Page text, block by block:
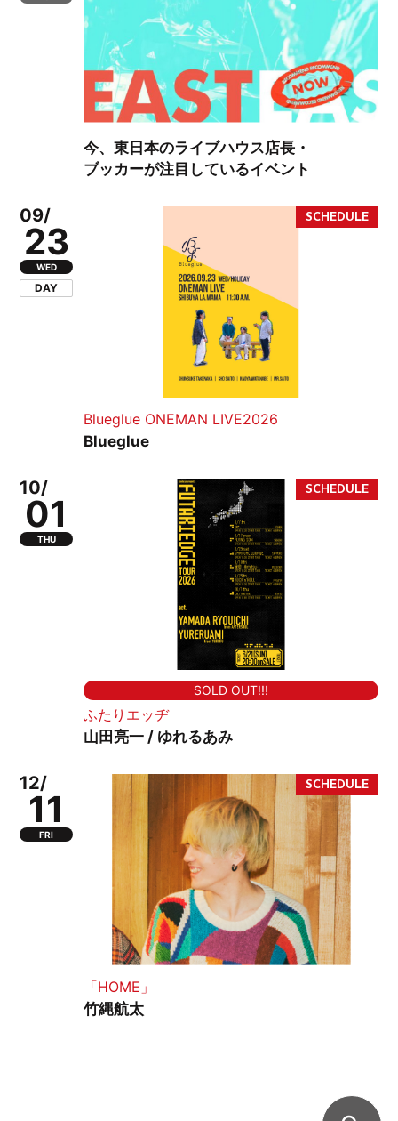
今、東日本のライブハウス店長・
ブッカーが注目しているイベント
09/
23
WED
DAY
Blueglue ONEMAN LIVE2026
Blueglue
10/
01
THU
SOLD OUT!!!
ふたりエッヂ
山田亮一 / ゆれるあみ
12/
11
FRI
「HOME」
竹縄航太